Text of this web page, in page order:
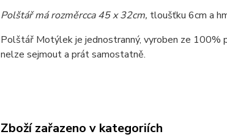
Polštář má rozměrcca 45 x 32cm, tloušťku 6cm a
Polštář Motýlek je jednostranný, vyroben ze
nelze sejmout a prát samostatně.
Zboží zařazeno v kategoriích